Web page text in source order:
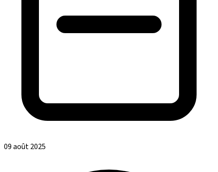
09 août 2025